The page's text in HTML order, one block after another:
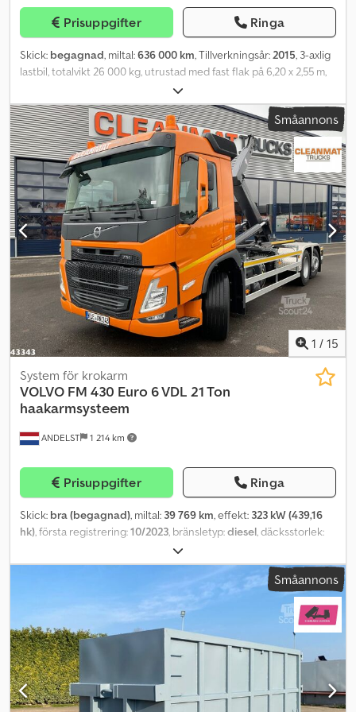
Ytterligare tillbehör på förfrågan. Tekniska ändringar,
prisförändringar och fel reserveras. Ingen ansvar tas för tryckfel
hjulupphängning, hög kapell, stödhjul, positionsljus, V-dragstång
varmförzinkad, bromsad, inklusive garanti, 13-polig kontakt och
backljus, 18 mm starkt golv, sidolämmar av eloxerad aluminium
med infällda lås, helt avtagbara, surrningsöglor integrerade i V-
ytterramprofilen, dragkraft 400 kg per surrningsögla, Dekra-
testat, 8 surrningsöglor.
Prisuppgifter Ringa
Skick: begagnad, miltal:636 000 km, Tillverkningsår:2015, 3-axlig
lastbil, totalvikt 26 000 kg, utrustad med fast flak på 6,20 x 2,55 m,
nyttolast 13 600 kg, PM-kran serie 13.5 med 3 hydrauliska utskjut
och radiostyrning, automatväxellåda, retarder, ADR-godkänd,
släpbar, uppfyller Euro 6-norm. Observera: Fordonsbeskrivningen
är vägledande och kan innehålla fel eller brister. Vi
rekommenderar därför att ni kontaktar oss för att säkerställa att
uppgifterna stämmer. Chodpjy At Tvjfx Aftea
Småannons
1 / 15
ANDELST 1 214 km
System för krokarm
VOLVO FM 430 Euro 6 VDL 21 Ton
haakarmsysteem
Prisuppgifter Ringa
Skick: bra (begagnad), miltal: 39 769 km, effekt: 323 kW (439,16
hk), första registrering:10/2023, bränsletyp:diesel, däcksstorlek:
6x2
diesel, förarhytt:dagskåp, växeltyp:automatisk, emissionsklass:
, antal säten: , total längd: 8 600 mm, total
, total höjd:3 200 mm , tillåten axelbelastning
, tillåten axellast (axel 2):
, tillåten axellast
(axel 3):7 500 kg, Tillverkningsår:2023, Utrustning:
ABS, EBS
(Elektroniskt bromssystem), differentialspärr, elektrisk
fönsterhiss, farthållare, luftkonditionering
alternativ och utrustning = - Dragkrok 40 mm - Armstöd - Blinker -
Euro 6 - Lyftbar styrbar axel - Luftfjädring bak - Radio - Skjut- eller
Småannons